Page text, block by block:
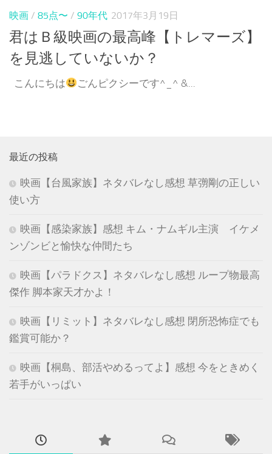
映画 / 85点〜 / 90年代 2017年3月19日
君はＢ級映画の最高峰【トレマーズ】
を見逃していないか？
こんにちは ごんピクシーです^_^ &...
最近の投稿
映画【台風家族】ネタバレなし感想 草彅剛の正しい
使い方
映画【感染家族】感想 キム・ナムギル主演 イケメ
ンゾンビと愉快な仲間たち
映画【パラドクス】ネタバレなし感想 ループ物最高
傑作 脚本家天才かよ！
映画【リミット】ネタバレなし感想 閉所恐怖症でも
鑑賞可能か？
映画【桐島、部活やめるってよ】感想 今をときめく
若手がいっぱい